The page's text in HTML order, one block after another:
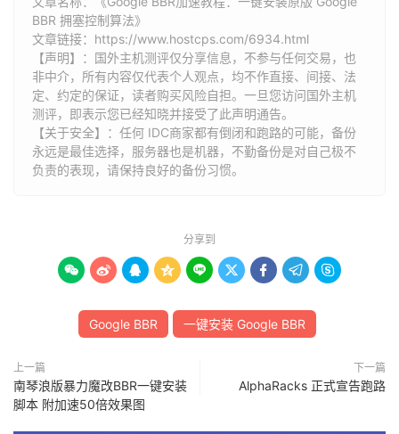
BBR 拥塞控制算法》
文章链接： https://www.hostcps.com/6934.html
【声明】：国外主机测评仅分享信息，不参与任何交易，也
非中介，所有内容仅代表个人观点，均不作直接、间接、法
定、约定的保证，读者购买风险自担。一旦您访问国外主机
测评，即表示您已经知晓并接受了此声明通告。
【关于安全】：任何 IDC商家都有倒闭和跑路的可能，备份
永远是最佳选择，服务器也是机器，不勤备份是对自己极不
负责的表现，请保持良好的备份习惯。
分享到
        
Google BBR 一键安装 Google BBR
上一篇
南琴浪版暴力魔改BBR一键安装
脚本 附加速50倍效果图
下一篇
AlphaRacks 正式宣告跑路